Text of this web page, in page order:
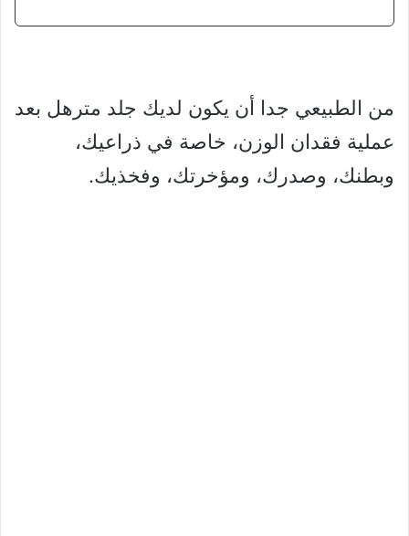
من الطبيعي جدا أن يكون لديك جلد مترهل بعد
عملية فقدان الوزن، خاصة في ذراعيك،
وبطنك، وصدرك، ومؤخرتك، وفخذيك.